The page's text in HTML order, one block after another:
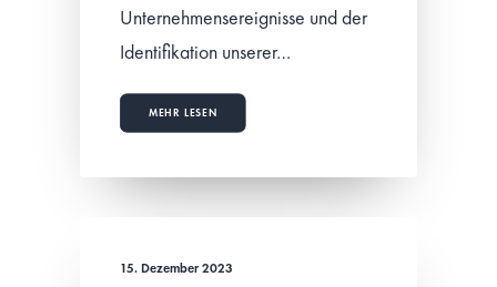
Unternehmensereignisse und der
Identifikation unserer…
MEHR LESEN
15. Dezember 2023